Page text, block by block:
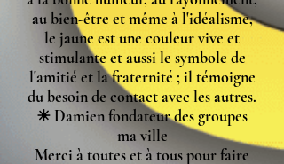
au bien-être et même à l'idéalisme,
le jaune est une couleur vive et
stimulante et aussi le symbole de
l'amitié et la fraternité ; il témoigne
du besoin de contact avec les autres.
☀ Damien fondateur des groupes
ma ville
Merci à toutes et à tous pour faire